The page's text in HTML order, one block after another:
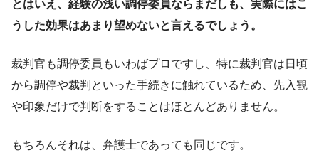
とはいえ、経験の浅い調停委員ならまだしも、実際にはこ
うした効果はあまり望めないと言えるでしょう。
裁判官も調停委員もいわばプロですし、特に裁判官は日頃
から調停や裁判といった手続きに触れているため、先入観
や印象だけで判断をすることはほとんどありません。
もちろんそれは、弁護士であっても同じです。